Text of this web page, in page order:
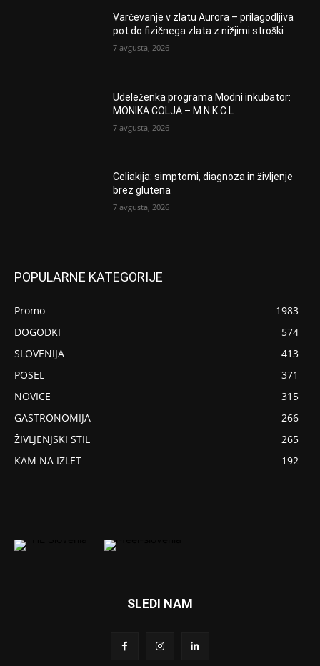
Varčevanje v zlatu Aurora – prilagodljiva
pot do fizičnega zlata z nižjimi stroški
7 avgusta, 2026
Udeleženka programa Modni inkubator:
MONIKA COLJA – M N K C L
7 avgusta, 2026
Celiakija: simptomi, diagnoza in življenje
brez glutena
7 avgusta, 2026
POPULARNE KATEGORIJE
Promo
1983
DOGODKI
574
SLOVENIJA
413
POSEL
371
NOVICE
315
GASTRONOMIJA
266
ŽIVLJENJSKI STIL
265
KAM NA IZLET
192
SLEDI NAM